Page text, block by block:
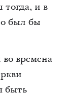
и в
был бы
времена
быть